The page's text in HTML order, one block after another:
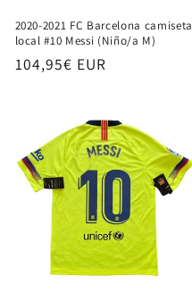
2020-2021 FC Barcelona camiseta
local #10 Messi (Niño/a M)
Precio
104,95€ EUR